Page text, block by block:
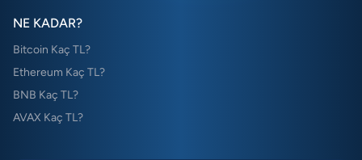
NE KADAR?
Bitcoin Kaç TL?
Ethereum Kaç TL?
BNB Kaç TL?
AVAX Kaç TL?